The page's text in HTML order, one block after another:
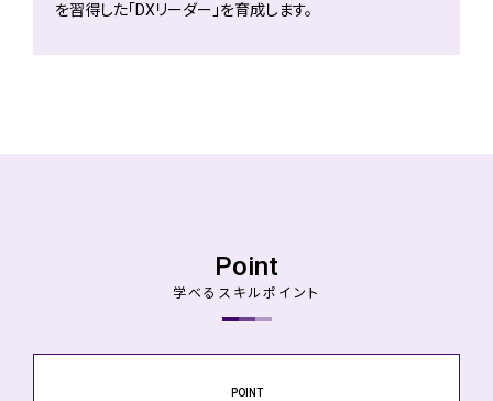
を習得した「DXリーダー」を育成します。
Point
学べるスキルポイント
POINT